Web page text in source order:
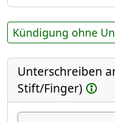
Kündigung ohne
Unterschreiben
Stift/Finger)